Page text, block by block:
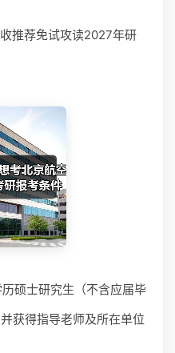
推荐免试攻读2027年研
硕士研究生（不含应届毕
获得指导老师及所在单位